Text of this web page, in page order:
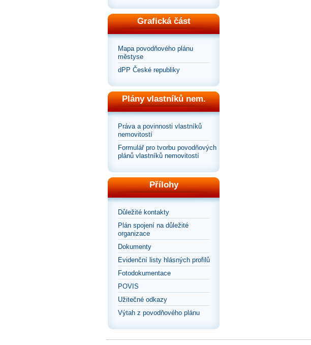
Grafická část
Mapa povodňového plánu
městyse
dPP České republiky
Plány vlastníků nem.
Práva a povinnosti vlastníků
nemovitostí
Formulář pro tvorbu povodňových
plánů vlastníků nemovitostí
Přílohy
Důležité kontakty
Plán spojení na důležité
organizace
Dokumenty
Evidenční listy hlásných profilů
Fotodokumentace
POVIS
Užitečné odkazy
Výtah z povodňového plánu